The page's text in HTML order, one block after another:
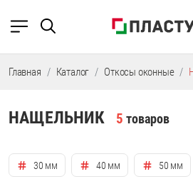
Главная Каталог Откосы оконные
НАЩЕЛЬНИК 5 товаров
30 мм 40 мм 50 мм